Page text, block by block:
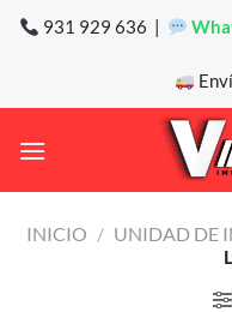
Saltar
931 929 636 |
INICIO / UNIDAD DE